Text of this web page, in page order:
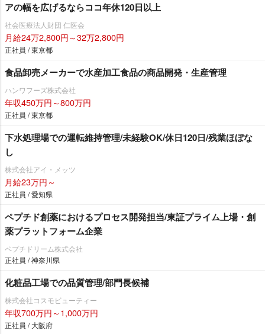
アの幅を広げるならココ年休120日以上
社会医療法人財団 仁医会
月給24万2,800円～32万2,800円
正社員 / 東京都
食品卸売メーカーで水産加工食品の商品開発・生産管理
ハンワフーズ株式会社
年収450万円～800万円
正社員 / 東京都
下水処理場での運転維持管理/未経験OK/休日120日/残業ほぼな
し
株式会社アイ・メッツ
月給23万円～
正社員 / 愛知県
ペプチド創薬におけるプロセス開発担当/東証プライム上場・創
薬プラットフォーム企業
ペプチドリーム株式会社
正社員 / 神奈川県
化粧品工場での品質管理/部門長候補
株式会社コスモビューティー
年収700万円～1,000万円
正社員 / 大阪府